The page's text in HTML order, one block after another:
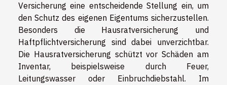
Versicherung eine entscheidende Stellung ein, um
den Schutz des eigenen Eigentums sicherzustellen.
Besonders die Hausratversicherung und
Haftpflichtversicherung sind dabei unverzichtbar.
Die Hausratversicherung schützt vor Schäden am
Inventar, beispielsweise durch Feuer,
Leitungswasser oder Einbruchdiebstahl. Im